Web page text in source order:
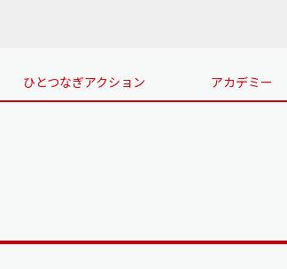
ひとつなぎアクション アカデミー